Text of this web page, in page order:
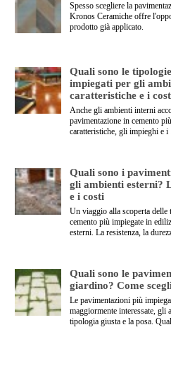
Spesso scegliere la
Kronos Ceramiche offre
prodotto già applicato.
Quali sono le
impiegati per gli
caratteristiche e i
Anche gli ambienti interni
pavimentazione in cemento
caratteristiche, gli impieghi e i
Quali sono i
gli ambienti esterni?
e i costi
Un viaggio alla scoperta
cemento più impiegate in
esterni. La resistenza, la
Quali sono le
giardino? Come
Le pavimentazioni più
maggiormente interessate, gli
tipologia giusta e la posa.